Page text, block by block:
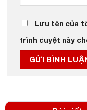
Lưu tên của
trình duyệt này